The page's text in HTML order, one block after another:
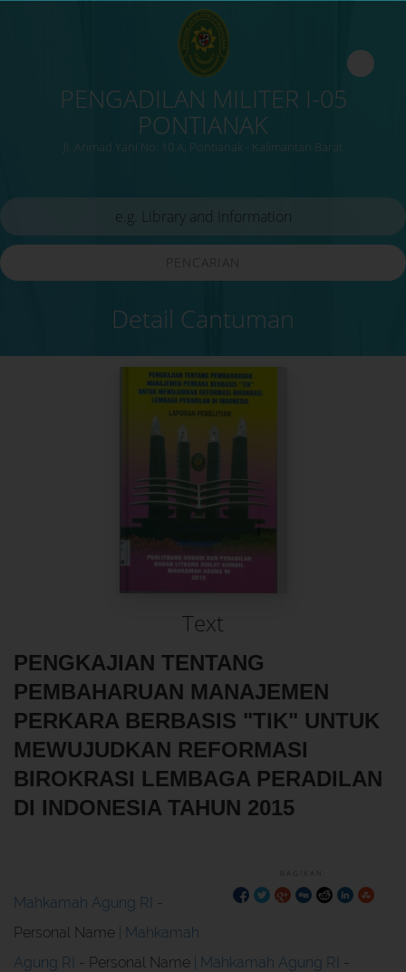
PENGADILAN MILITER I-05
PONTIANAK
Jl. Ahmad Yani No. 10 A, Pontianak - Kalimantan Barat
Detail Cantuman
PENCARIAN
Text
PENGKAJIAN TENTANG
PEMBAHARUAN MANAJEMEN
PERKARA BERBASIS "TIK" UNTUK
MEWUJUDKAN REFORMASI
BIROKRASI LEMBAGA PERADILAN
DI INDONESIA TAHUN 2015
BAGIKAN:
Mahkamah Agung RI -
Personal Name
Mahkamah
Agung RI - Personal Name Mahkamah Agung RI -